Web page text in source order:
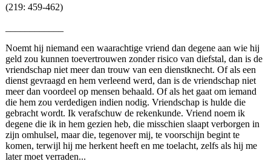
(219: 459-462)
Noemt hij niemand een waarachtige vriend dan degene aan wie hij
geld zou kunnen toevertrouwen zonder risico van diefstal, dan is de
vriendschap niet meer dan trouw van een dienstknecht. Of als een
dienst gevraagd en hem verleend werd, dan is de vriendschap niet
meer dan voordeel op mensen behaald. Of als het gaat om iemand
die hem zou verdedigen indien nodig. Vriendschap is hulde die
gebracht wordt. Ik verafschuw de rekenkunde. Vriend noem ik
degene die ik in hem gezien heb, die misschien slaapt verborgen in
zijn omhulsel, maar die, tegenover mij, te voorschijn begint te
komen, terwijl hij me herkent heeft en me toelacht, zelfs als hij me
later moet verraden...